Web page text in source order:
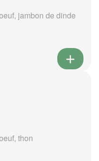
jambon de dinde
thon